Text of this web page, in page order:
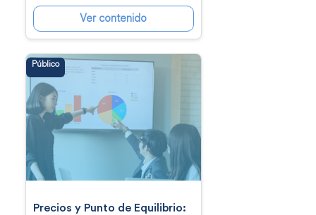
Ver contenido
Público
Precios y Punto de Equilibrio: